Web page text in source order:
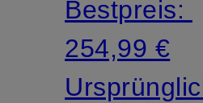
Bestpreis:
254,99 €